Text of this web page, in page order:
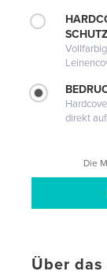
direkt
Die
Über das